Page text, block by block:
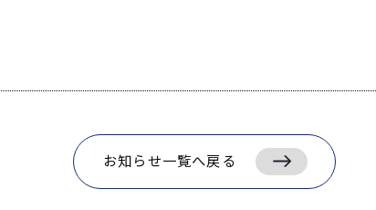
お知らせ一覧へ戻る